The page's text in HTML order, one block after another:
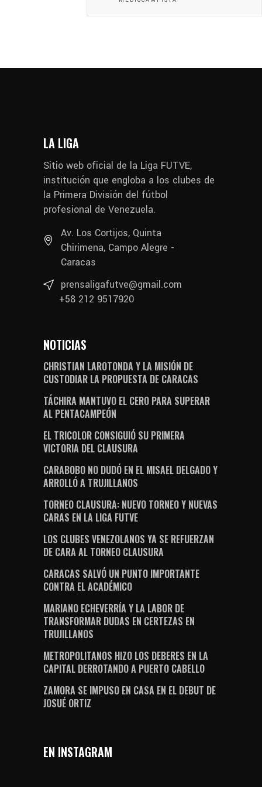
LA LIGA
Sitio web oficial de la Liga FUTVE,
institución que engloba a los clubes de
la Primera División del fútbol
profesional de Venezuela.
Av. Los Cortijos, Quinta
Chirimena, Campo Alegre -
Caracas
prensaligafutve@gmail.com
+58 212 9517920
NOTICIAS
CHRISTIAN LAROTONDA Y LA MISIÓN DE
CUSTODIAR LA PROPUESTA DE CARACAS
TÁCHIRA MANTUVO EL CERO PARA SUPERAR
AL PENTACAMPEÓN
EL TRICOLOR CONSIGUIÓ SU PRIMERA
VICTORIA DEL CLAUSURA
CARABOBO NO DUDÓ EN EL MISAEL DELGADO Y
ARROLLÓ A TRUJILLANOS
TORNEO CLAUSURA: NUEVO TORNEO Y NUEVAS
CARAS EN LA LIGA FUTVE
LOS CLUBES VENEZOLANOS YA SE REFUERZAN
DE CARA AL TORNEO CLAUSURA
CARACAS SALVÓ UN PUNTO IMPORTANTE
CONTRA EL ACADÉMICO
MARIANO ECHEVERRÍA Y LA LABOR DE
TRANSFORMAR DUDAS EN CERTEZAS EN
TRUJILLANOS
METROPOLITANOS HIZO LOS DEBERES EN LA
CAPITAL DERROTANDO A PUERTO CABELLO
ZAMORA SE IMPUSO EN CASA EN EL DEBUT DE
JOSUÉ ORTIZ
EN INSTAGRAM